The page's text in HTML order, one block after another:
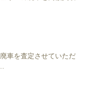
車を査定させていただ